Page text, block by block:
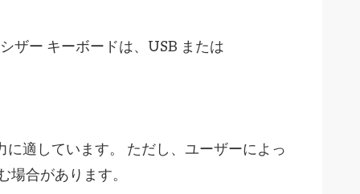
ザー キーボードは、USB または
適しています。 ただし、ユーザーによっ
合があります。